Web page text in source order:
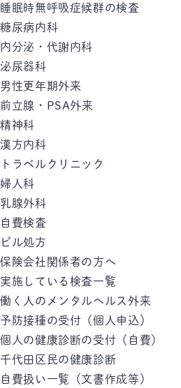
睡眠時無呼吸症候群の検査
糖尿病内科
内分泌・代謝内科
泌尿器科
男性更年期外来
前立腺・PSA外来
精神科
漢方内科
トラベルクリニック
婦人科
乳腺外科
自費検査
ピル処方
保険会社関係者の方へ
実施している検査一覧
働く人のメンタルへルス外来
予防接種の受付（個人申込）
個人の健康診断の受付（自費）
千代田区民の健康診断
自費扱い一覧（文書作成等）